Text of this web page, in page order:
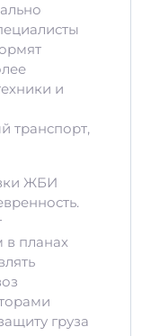
и
транспорт,
ЖБИ
в планах
груза